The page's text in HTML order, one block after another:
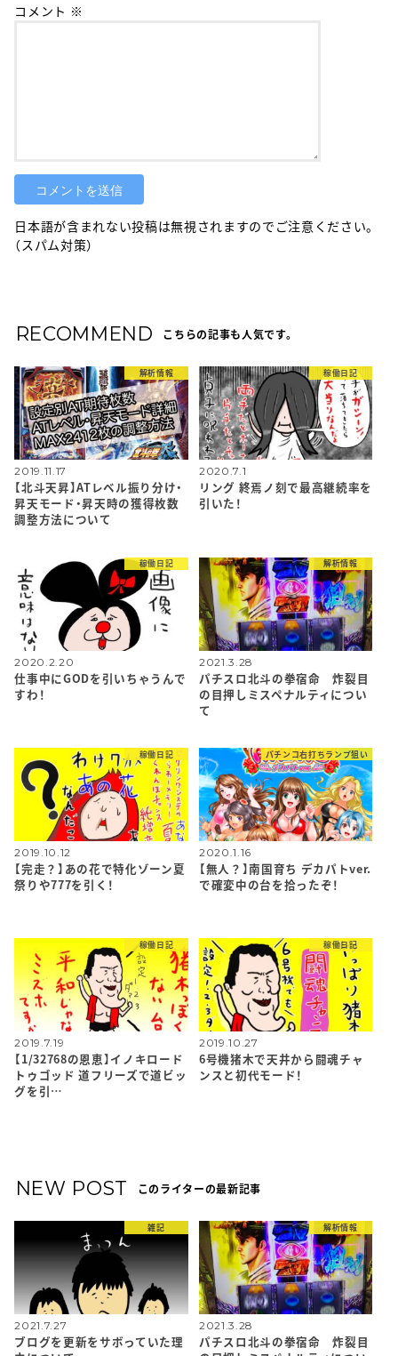
コメント ※
日本語が含まれない投稿は無視されますのでご注意ください。
（スパム対策）
RECOMMEND こちらの記事も人気です。
解析情報
2019.11.17
【北斗天昇】ATレベル振り分け・
昇天モード・昇天時の獲得枚数
調整方法について
稼働日記
2020.7.1
リング 終焉ノ刻で最高継続率を
引いた！
稼働日記
2020.2.20
仕事中にGODを引いちゃうんで
すわ！
解析情報
2021.3.28
パチスロ北斗の拳宿命 炸裂目
の目押しミスペナルティについ
て
稼働日記
2019.10.12
【完走？】あの花で特化ゾーン夏
祭りや777を引く！
パチンコ右打ちランプ狙い
2020.1.16
【無人？】南国育ち デカパトver.
で確変中の台を拾ったぞ！
稼働日記
2019.7.19
【1/32768の恩恵】イノキロード
トゥゴッド 道フリーズで道ビッ
グを引…
稼働日記
2019.10.27
6号機猪木で天井から闘魂チャ
ンスと初代モード！
NEW POST このライターの最新記事
雑記
2021.7.27
ブログを更新をサボっていた理
解析情報
2021.3.28
パチスロ北斗の拳宿命 炸裂目